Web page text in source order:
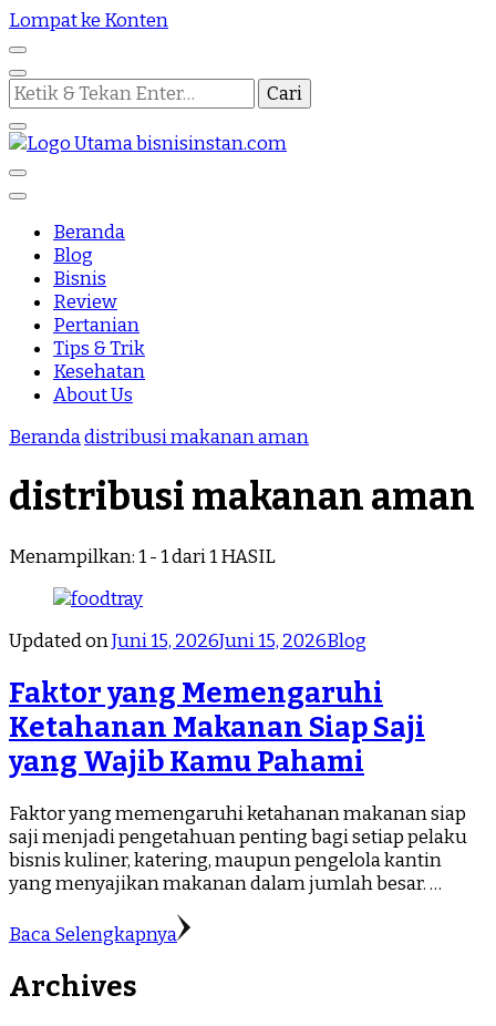
Lompat ke Konten
Mencari
Sesuatu?
Bisnis Instan
Beranda
Blog
Bisnis
Review
Pertanian
Tips & Trik
Kesehatan
About Us
Berandadistribusi makanan aman
distribusi makanan aman
Menampilkan: 1 - 1 dari 1 HASIL
Updated onJuni 15, 2026Juni 15, 2026Blog
Faktor yang Memengaruhi
Ketahanan Makanan Siap Saji
yang Wajib Kamu Pahami
Faktor yang memengaruhi ketahanan makanan siap
saji menjadi pengetahuan penting bagi setiap pelaku
bisnis kuliner, katering, maupun pengelola kantin
yang menyajikan makanan dalam jumlah besar. …
Baca Selengkapnya
Archives